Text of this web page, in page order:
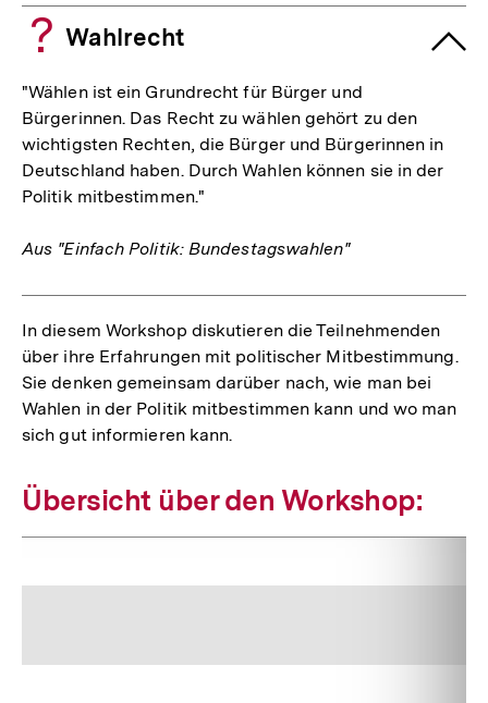
Wahlrecht
"Wählen ist ein Grundrecht für Bürger und
Bürgerinnen. Das Recht zu wählen gehört zu den
wichtigsten Rechten, die Bürger und Bürgerinnen in
Deutschland haben. Durch Wahlen können sie in der
Politik mitbestimmen."
Aus "Einfach Politik: Bundestagswahlen"
In diesem Workshop diskutieren die Teilnehmenden
über ihre Erfahrungen mit politischer Mitbestimmung.
Sie denken gemeinsam darüber nach, wie man bei
Wahlen in der Politik mitbestimmen kann und wo man
sich gut informieren kann.
Übersicht über den Workshop: